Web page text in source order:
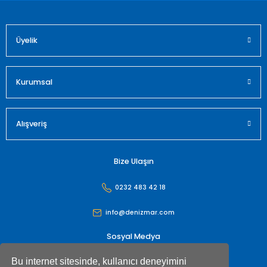
Bu internet sitesinde, kullanıcı deneyimini
Üyelik
Kurumsal
Alışveriş
Bize Ulaşın
0232 483 42 18
info@denizmar.com
Sosyal Medya